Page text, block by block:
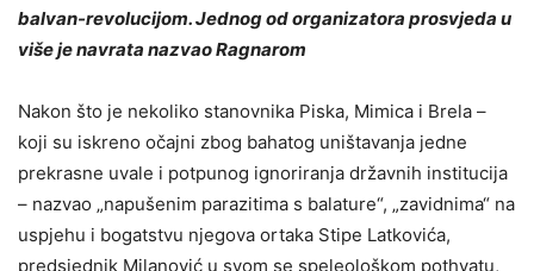
balvan-revolucijom. Jednog od organizatora prosvjeda u
više je navrata nazvao Ragnarom
Nakon što je nekoliko stanovnika Piska, Mimica i Brela –
koji su iskreno očajni zbog bahatog uništavanja jedne
prekrasne uvale i potpunog ignoriranja državnih institucija
– nazvao „napušenim parazitima s balature“, „zavidnima“ na
uspjehu i bogatstvu njegova ortaka Stipe Latkovića,
predsjednik Milanović u svom se speleološkom pothvatu,